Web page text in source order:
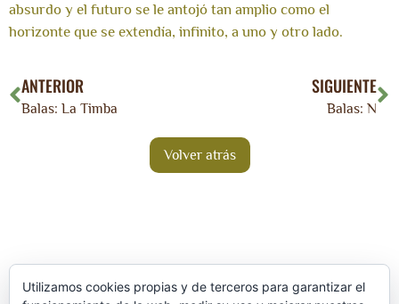
absurdo y el futuro se le antojó tan amplio como el
horizonte que se extendía, infinito, a uno y otro lado.
ANTERIOR
Balas: La Timba
SIGUIENTE
Balas: N
Utilizamos cookies propias y de terceros para garantizar el